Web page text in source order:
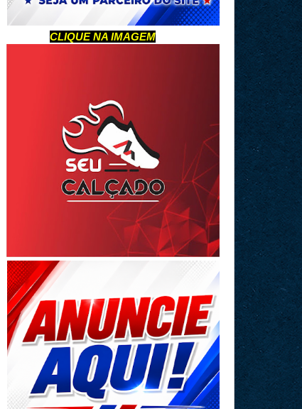
CLIQUE NA IMAGEM